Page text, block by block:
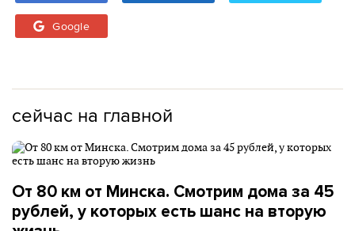
Google
сейчас на главной
От 80 км от Минска. Смотрим дома за 45
рублей, у которых есть шанс на вторую